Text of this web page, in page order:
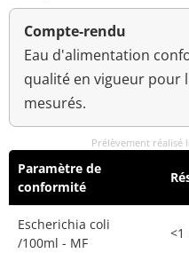
Compte-rendu
Eau d'alimentation
qualité en vigueur pour
mesurés.
Prélèvement réalisé
Paramètre de
conformité
Escherichia coli
/100ml - MF
<1